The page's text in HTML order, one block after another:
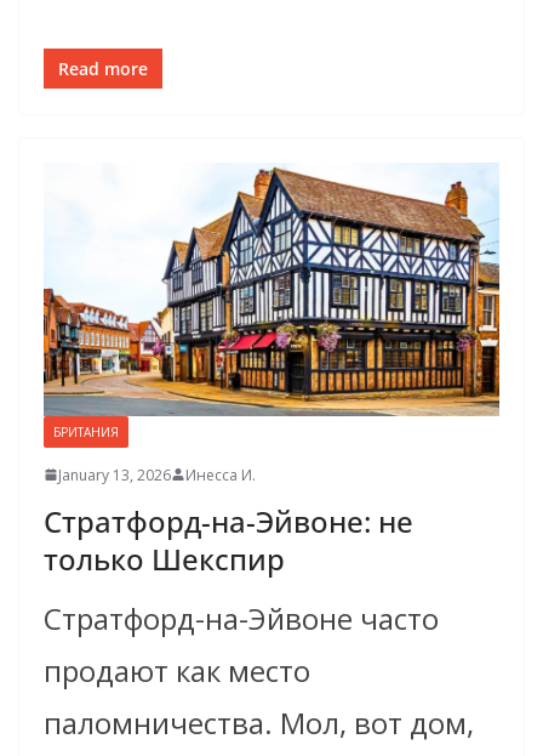
Read more
БРИТАНИЯ
January 13, 2026 Инесса И.
Стратфорд-на-Эйвоне: не
только Шекспир
Стратфорд-на-Эйвоне часто
продают как место
паломничества. Мол, вот дом,